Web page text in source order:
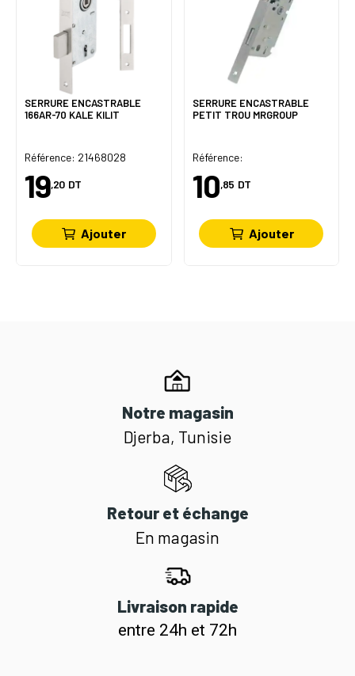
SERRURE ENCASTRABLE
166AR-70 KALE KILIT
Référence: 21468028
19,20 DT
Ajouter
SERRURE ENCASTRABLE
PETIT TROU MRGROUP
Référence:
10,85 DT
Ajouter
Notre magasin
Djerba, Tunisie
Retour et échange
En magasin
Livraison rapide
entre 24h et 72h